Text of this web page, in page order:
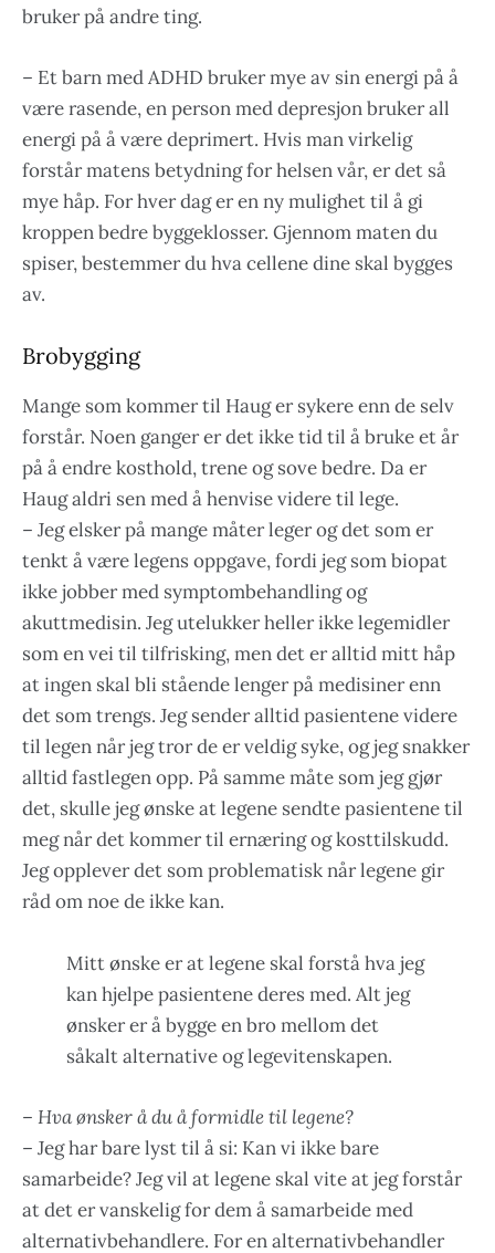
bruker på andre ting.
– Et barn med ADHD bruker mye av sin energi på å
være rasende, en person med depresjon bruker all
energi på å være deprimert. Hvis man virkelig
forstår matens betydning for helsen vår, er det så
mye håp. For hver dag er en ny mulighet til å gi
kroppen bedre byggeklosser. Gjennom maten du
spiser, bestemmer du hva cellene dine skal bygges
av.
Brobygging
Mange som kommer til Haug er sykere enn de selv
forstår. Noen ganger er det ikke tid til å bruke et år
på å endre kosthold, trene og sove bedre. Da er
Haug aldri sen med å henvise videre til lege.
– Jeg elsker på mange måter leger og det som er
tenkt å være legens oppgave, fordi jeg som biopat
ikke jobber med symptombehandling og
akuttmedisin. Jeg utelukker heller ikke legemidler
som en vei til tilfrisking, men det er alltid mitt håp
at ingen skal bli stående lenger på medisiner enn
det som trengs. Jeg sender alltid pasientene videre
til legen når jeg tror de er veldig syke, og jeg snakker
alltid fastlegen opp. På samme måte som jeg gjør
det, skulle jeg ønske at legene sendte pasientene til
meg når det kommer til ernæring og kosttilskudd.
Jeg opplever det som problematisk når legene gir
råd om noe de ikke kan.
Mitt ønske er at legene skal forstå hva jeg
kan hjelpe pasientene deres med. Alt jeg
ønsker er å bygge en bro mellom det
såkalt alternative og legevitenskapen.
– Hva ønsker å du å formidle til legene?
– Jeg har bare lyst til å si: Kan vi ikke bare
samarbeide? Jeg vil at legene skal vite at jeg forstår
at det er vanskelig for dem å samarbeide med
alternativbehandlere. For en alternativbehandler